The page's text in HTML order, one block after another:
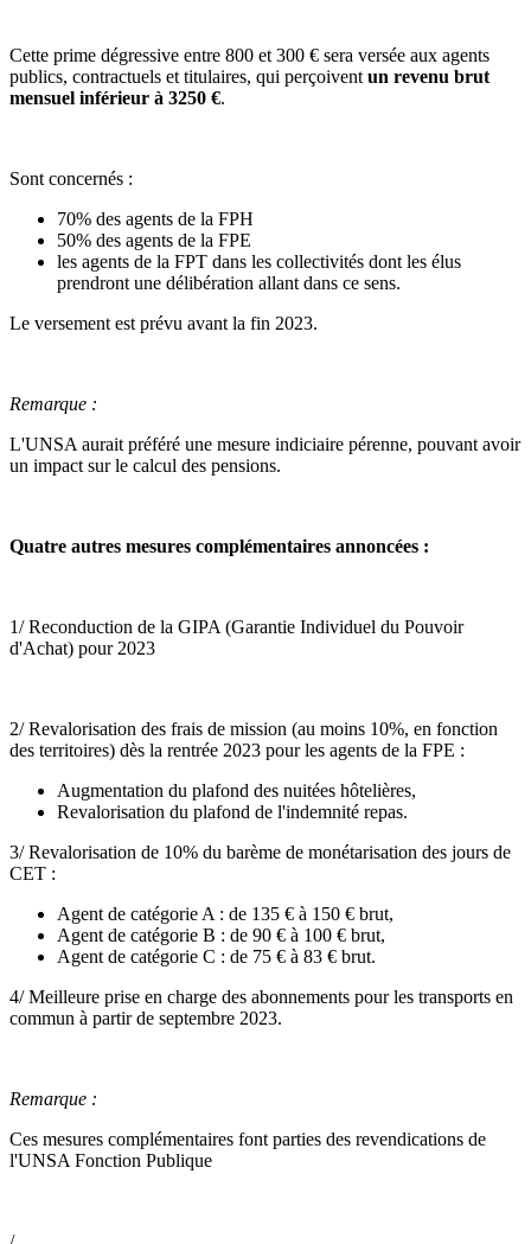
Cette prime dégressive entre 800 et 300 € sera versée aux agents
publics, contractuels et titulaires, qui perçoivent un revenu brut
mensuel inférieur à 3250 €.
Sont concernés :
70% des agents de la FPH
50% des agents de la FPE
les agents de la FPT dans les collectivités dont les élus
prendront une délibération allant dans ce sens.
Le versement est prévu avant la fin 2023.
Remarque :
L'UNSA aurait préféré une mesure indiciaire pérenne, pouvant avoir
un impact sur le calcul des pensions.
Quatre autres mesures complémentaires annoncées :
1/ Reconduction de la GIPA (Garantie Individuel du Pouvoir
d'Achat) pour 2023
2/ Revalorisation des frais de mission (au moins 10%, en fonction
des territoires) dès la rentrée 2023 pour les agents de la FPE :
Augmentation du plafond des nuitées hôtelières,
Revalorisation du plafond de l'indemnité repas.
3/ Revalorisation de 10% du barème de monétarisation des jours de
CET :
Agent de catégorie A : de 135 € à 150 € brut,
Agent de catégorie B : de 90 € à 100 € brut,
Agent de catégorie C : de 75 € à 83 € brut.
4/ Meilleure prise en charge des abonnements pour les transports en
commun à partir de septembre 2023.
Remarque :
Ces mesures complémentaires font parties des revendications de
l'UNSA Fonction Publique